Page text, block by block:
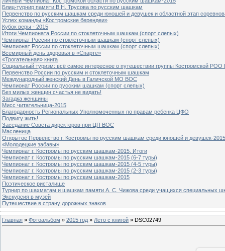
Блиц-турнир памяти В.Н. Трусова по русским шашкам
Первенство по русским шашкам среди юношей и девушек и областной этап
Успех команды «Костромские берендеи»
Кубок веры - 2015
Итоги Чемпионата России по стоклеточным шашкам (спорт слепых)
Чемпионат России по стоклеточным шашкам (спорт слепых)
Чемпионат России по стоклеточным шашкам (спорт слепых)
Всемирный день здоровья в «Спарте»
«Трогательная» книга
Социальный туризм: всё самое интересное о путешествии группы Костромской
Первенство России по русским и стоклеточным шашкам
Международный женский День в Галичской МО ВОС
Чемпионат России по русским шашкам (спорт слепых)
Без милых женщин счастья не видать!
Загадка женщины
Мисс читательница-2015
Благодарность Региональных Уполномоченных по правам ребенка ЦФО
Подвигу жить!
Заседание Совета директоров при ЦП ВОС
Масленица
Открытое Первенство г. Костромы по русским шашкам среди юношей и девушек-
«Молодецкие забавы»
Чемпионат г. Костромы по русским шашкам-2015. Итоги
Чемпионат г. Костромы по русским шашкам-2015 (6-7 туры)
Чемпионат г. Костромы по русским шашкам-2015 (4-5 туры)
Чемпионат г. Костромы по русским шашкам-2015 (2-3 туры)
Чемпионат г. Костромы по русским шашкам-2015
Поэтическое ристалище
Турнир по шахматам и шашкам памяти А. С. Чижова среди учащихся специальных
Экскурсия в музей
Путешествие в страну дорожных знаков
Главная » Фотоальбом » 2015 год » Лето с книгой » DSC02749